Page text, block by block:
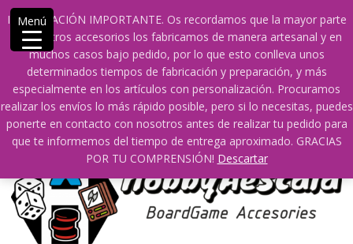
INFORMACIÓN IMPORTANTE. Os recordamos que la mayor parte
de nuestros accesorios los fabricamos de manera artesanal y en
muchos casos bajo pedido, por lo que esto conlleva unos
determinados tiempos de fabricación y preparación, y más
especialmente en los artículos con personalización. Procuramos
realizar los envíos lo más rápido posible, pero si lo necesitas, puedes
ponerte en contacto con nosotros antes de realizar tu pedido para
que te informemos del tiempo de entrega aproximado. GRACIAS
POR TU COMPRENSIÓN! Descartar
Saltar
contenido
609241475 SOLO DE 10:00 a 14:00
info@hobbyaescala.com
San Fernando de Henares
10:00 - 14:00
Mi cuenta
0 0
Menú